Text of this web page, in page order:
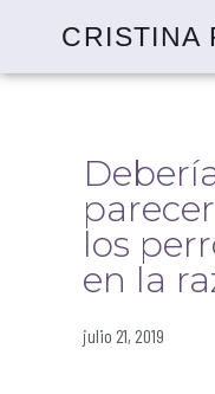
CRISTINA
los
en la
julio 21, 2019